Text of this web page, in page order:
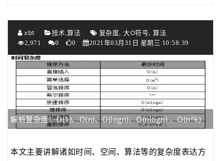
xbt 技术,算法 复杂度, 大O符号, 算法
2,971 0 0 2021年03月31日 星期三 10:58:39
解析复杂度：O(1)、O(n)、O(logn)、O(nlogn) 、O(n^k)
本文主要讲解诸如时间、空间、算法等的复杂度表达方